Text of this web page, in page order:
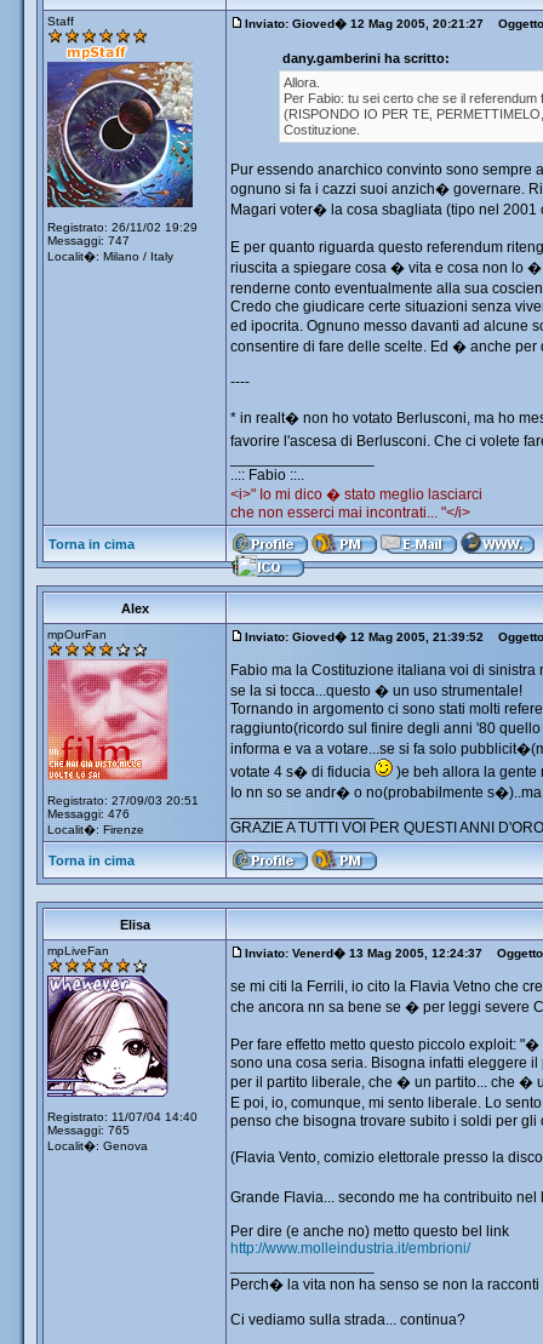
Staff
Registrato: 26/11/02 19:29
Messaggi: 747
Localit�: Milano / Italy
Inviato: Gioved� 12 Mag 2005, 20:21:27
dany.gamberini ha scritto:
Allora.
Per Fabio: tu sei certo che se il
(RISPONDO IO PER TE,
Costituzione.
Pur essendo anarchico convinto sono sempre
ognuno si fa i cazzi suoi anzich� governare.
Magari voter� la cosa sbagliata (tipo nel
E per quanto riguarda questo referendum
riuscita a spiegare cosa � vita e cosa non lo
renderne conto eventualmente alla sua
Credo che giudicare certe situazioni senza
ed ipocrita. Ognuno messo davanti ad alcune
consentire di fare delle scelte. Ed � anche
----
* in realt� non ho votato Berlusconi, ma ho
favorire l'ascesa di Berlusconi. Che ci volete
..:: Fabio ::..
<i>" Io mi dico � stato meglio lasciarci
che non esserci mai incontrati... "</i>
Torna in cima
Alex
mpOurFan
Registrato: 27/09/03 20:51
Messaggi: 476
Localit�: Firenze
Inviato: Gioved� 12 Mag 2005, 21:39:52
Fabio ma la Costituzione italiana voi di
se la si tocca...questo � un uso strumentale!
Tornando in argomento ci sono stati molti
raggiunto(ricordo sul finire degli anni '80
informa e va a votare...se si fa solo
votate 4 s� di fiducia
)e beh allora la
Io nn so se andr� o no(probabilmente
GRAZIE A TUTTI VOI PER QUESTI ANNI
Torna in cima
Elisa
mpLiveFan
Registrato: 11/07/04 14:40
Messaggi: 765
Localit�: Genova
Inviato: Venerd� 13 Mag 2005, 12:24:37
se mi citi la Ferrili, io cito la Flavia Vetno che
che ancora nn sa bene se � per leggi severe
Per fare effetto metto questo piccolo exploit:
sono una cosa seria. Bisogna infatti eleggere
per il partito liberale, che � un partito... che �
E poi, io, comunque, mi sento liberale. Lo
penso che bisogna trovare subito i soldi per
(Flavia Vento, comizio elettorale presso la
Grande Flavia... secondo me ha contribuito
Per dire (e anche no) metto questo bel link
http://www.molleindustria.it/embrioni/
Perch� la vita non ha senso se non la racconti
Ci vediamo sulla strada... continua?